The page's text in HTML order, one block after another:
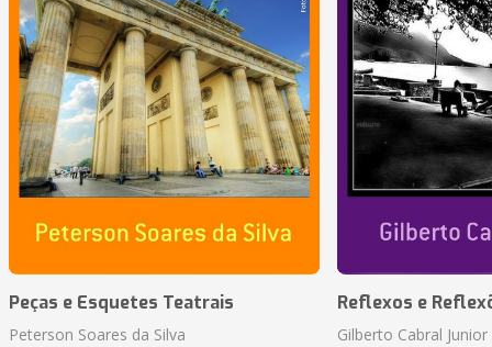
Peças e Esquetes Teatrais
Peterson Soares da Silva
Reflexos e
Gilberto Cabral Junior